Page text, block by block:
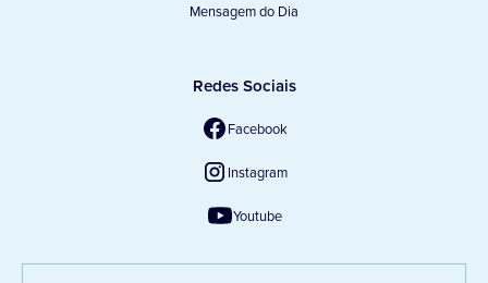
Mensagem do Dia
Redes Sociais
Facebook
Instagram
Youtube